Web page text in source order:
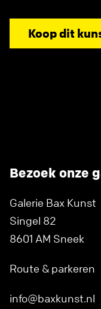
Koop dit
Bezoek onze
Galerie Bax Kunst
Singel 82
8601 AM Sneek
Route & parkeren
info@baxkunst.nl